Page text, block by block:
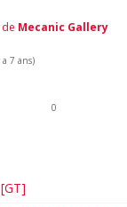
Mecanic Gallery
7 ans)
0